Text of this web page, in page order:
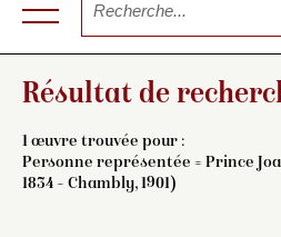
Résultat de
1 œuvre trouvée pour :
Personne représentée = Prince
1834 – Chambly, 1901)